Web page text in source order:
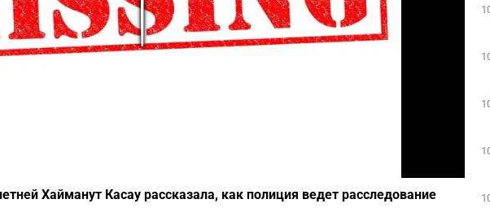
Хайманут Касау рассказала, как полиция ведет расследование